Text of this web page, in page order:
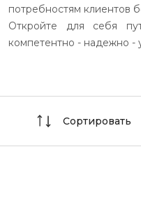
потребностям клиентов
Откройте для себя
компетентно - надежно -
Сортировать